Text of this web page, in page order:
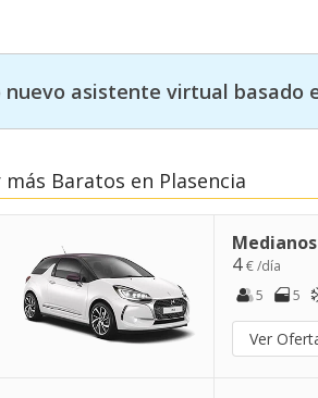
nuevo asistente virtual basado
Baratos en Plasencia
Medianos
4€ /día
5
5
Ver